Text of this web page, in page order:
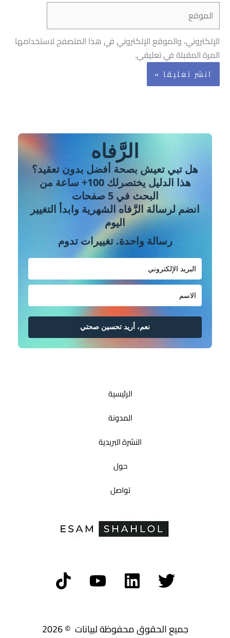
الإلكتروني، والموقع الإلكتروني في هذا المتصفح لاستخدامها
المرة المقبلة في تعليقي.
الرَّفاه
هل تبي تعيش بصحة أفضل بدون تعقيد؟
هذا الدليل يختصرلك 100+ ساعة من
البحث في 5 صفحات
انضم لرسالة الرَّفاه الشهرية وابدأ التغيير
اليوم
رسالة واحدة. تغييرات تدوم
نعم، أريد تحسين صحتي
الرئيسية
المدونة
النشرة البريدية
حول
تواصل
جميع الحقوق محفوظة لبيانات © 2026